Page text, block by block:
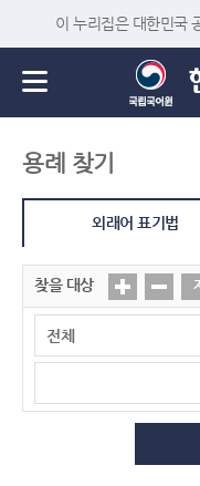
이 누리집은 대한민국
용례 찾기
외래어 표기법
찾을 대상